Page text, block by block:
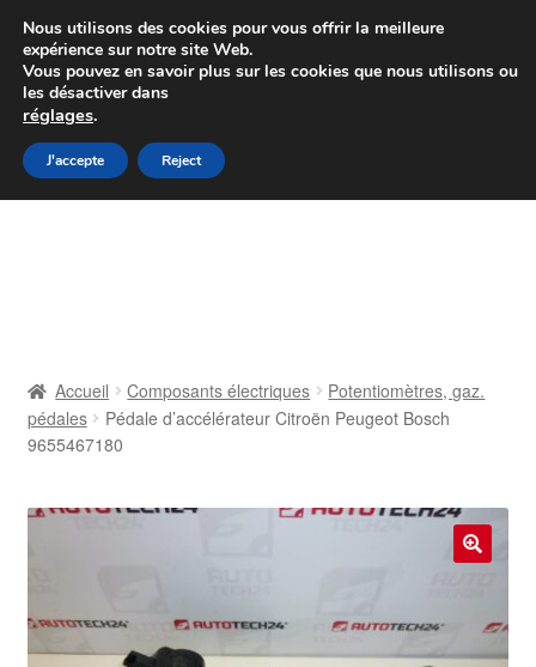
Colissimo livraison à partir de 7 EUR
Du lundi au vendredi de 9 h à 16 h
Aller
à
Aller
au
Contact
Mon compte
Accueil Composants électriques
Potentiomètres, gaz.
pédales
Pédale d’accélérateur Citroën Peugeot Bosch
9655467180
Nous utilisons des cookies pour vous offrir la meilleure
expérience sur notre site Web.
Vous pouvez en savoir plus sur les cookies que nous utilisons ou
les désactiver dans
réglages.
J'accepte Reject